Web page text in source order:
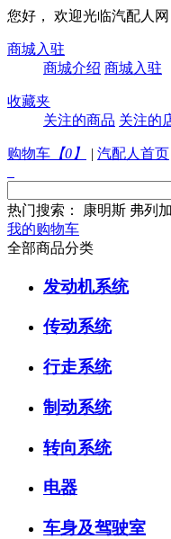
您好， 欢迎光临汽配人网
商城入驻
商城介绍 商城入驻
收藏夹
关注的商品 关注的
购物车 【0 】 | 汽配人首页
热门搜索： 康明斯 弗列加
我的购物车
全部商品分类
发动机系统
传动系统
行走系统
制动系统
转向系统
电器
车身及驾驶室